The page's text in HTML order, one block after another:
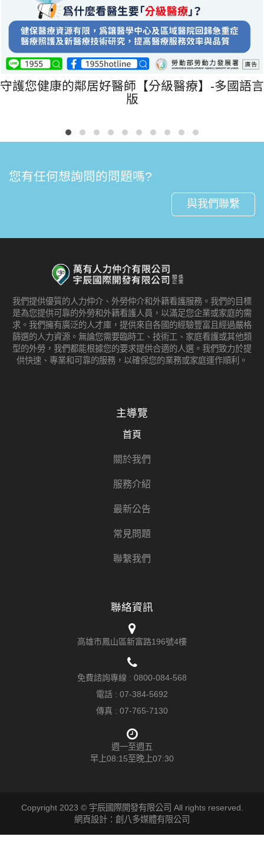
守護您健康的鄰居好醫師【分級醫療】-多國語言
版
您有任何想詢問的問題嗎?
與我們聯繫
我們提供優質的人力仲介、外勞仲介和外籍看護服務。我們的目標
是為您提供可靠的外勞和外籍看護人員，以滿足您企業或家庭的需
求。我們擁有廣泛的人才庫，提供來自各國的經驗豐富且經過嚴格
篩選的人力資源。無論您需要臨時工、技術工、家庭看護或其他類
型的外勞，我們都能根據您的要求提供合適的人選。我們致力於提
供快速、專業和可靠的服務，以確保您的業務或家庭運作順利。
主導覽
首頁
關於我們
服務介紹
最新公告
常見問題
聯繫我們
聯絡資訊
高雄市鳳山區新富路196號4樓
免費諮詢專線 : 0800-084-568
電話 : 07-384-5692
傳真 : 07-765-7130
週一至週五
早上08:15至晚上07:30
Copyright 2023 © 宇辰國際開發有限公司 All rights reserved.
網頁設計：創八多媒體有限公司